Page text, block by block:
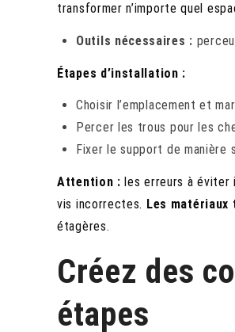
transformer n’importe quel
Outils nécessaires :
Étapes d’installation :
Choisir l’emplacement et
Percer les trous pour les
Fixer le support de manière
Attention : les erreurs à éviter
vis incorrectes. Les
étagères.
Créez des
étapes